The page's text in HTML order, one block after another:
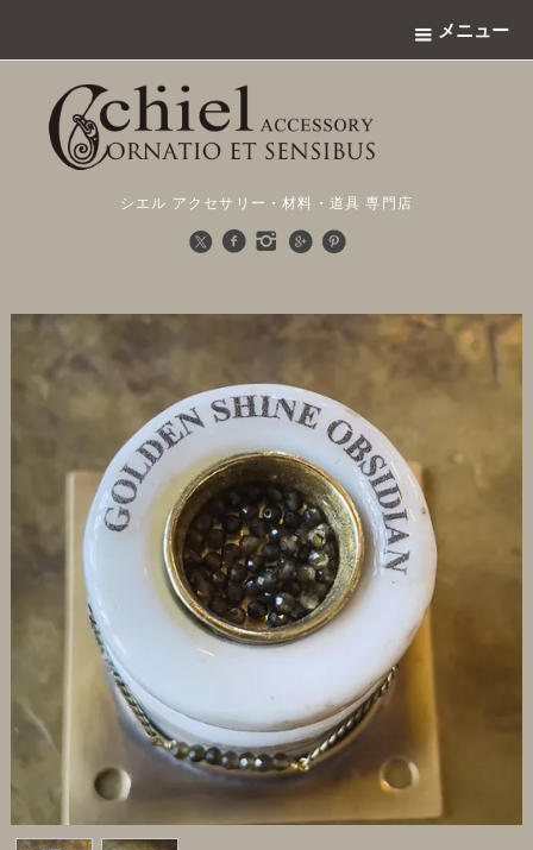
メニュー
シエル アクセサリー・材料・道具 専門店